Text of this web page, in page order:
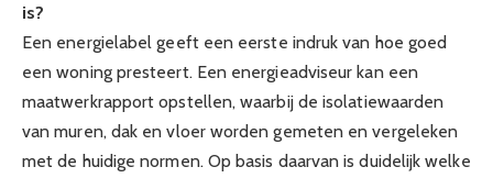
is?
Een energielabel geeft een eerste indruk van hoe goed
een woning presteert. Een energieadviseur kan een
maatwerkrapport opstellen, waarbij de isolatiewaarden
van muren, dak en vloer worden gemeten en vergeleken
met de huidige normen. Op basis daarvan is duidelijk welke